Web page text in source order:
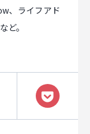
、ライフアド
ど。